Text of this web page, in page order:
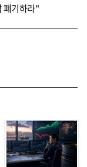
폐기하라"